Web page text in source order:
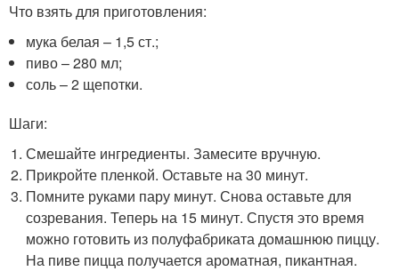
Что взять для приготовления:
мука белая – 1,5 ст.;
пиво – 280 мл;
соль – 2 щепотки.
Шаги:
Смешайте ингредиенты. Замесите вручную.
Прикройте пленкой. Оставьте на 30 минут.
Помните руками пару минут. Снова оставьте для
созревания. Теперь на 15 минут. Спустя это время
можно готовить из полуфабриката домашнюю пиццу.
На пиве пицца получается ароматная, пикантная.